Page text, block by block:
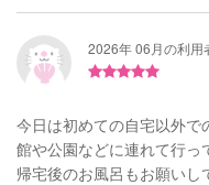
2026年 06月の利用
今日は初めての自宅以外
館や公園などに連れて行っ
帰宅後のお風呂もお願いし